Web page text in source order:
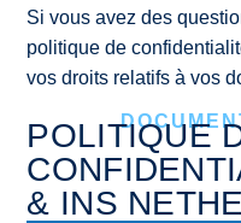
Si vous avez des
politique de
vos droits relatifs à vos
POLITIQUE
& INS